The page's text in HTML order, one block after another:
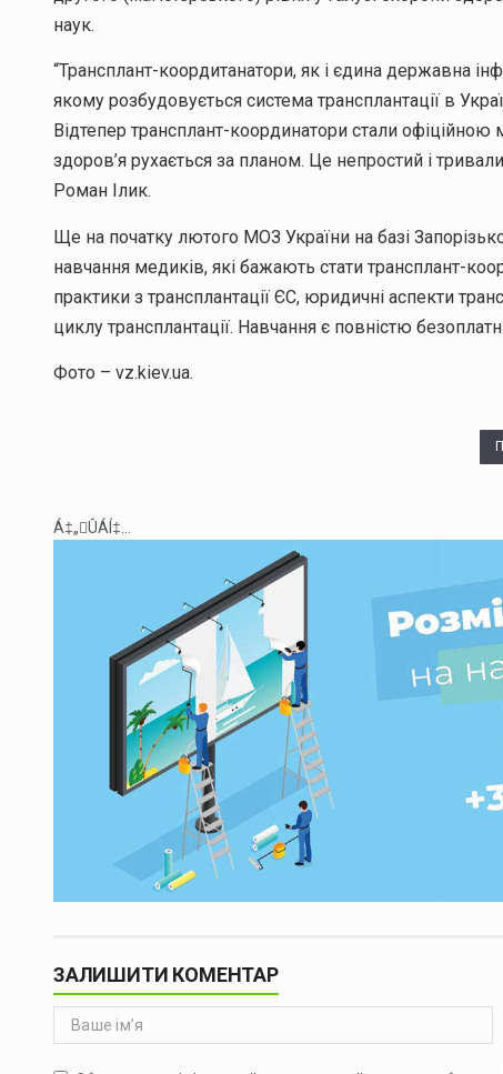
наук.
“Трансплант-коордитанатори, як і єдина державна
якому розбудовується система трансплантації в
Відтепер трансплант-координатори стали
здоров’я рухається за планом. Це непростий і
Роман Ілик.
Ще на початку лютого МОЗ України на базі
навчання медиків, які бажають стати трансплант-
практики з трансплантації ЄС, юридичні аспекти
циклу трансплантації. Навчання є повністю
Фото – vz.kiev.ua.
Á‡„ÛÁÍ‡...
ЗАЛИШИТИ КОМЕНТАР